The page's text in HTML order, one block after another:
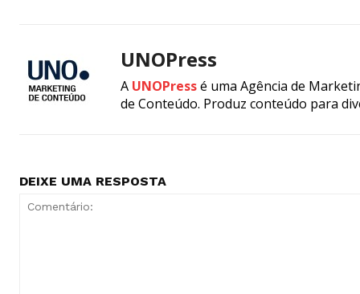
UNOPress
A UNOPressé uma Agência de
de Conteúdo. Produz conteúdo para
DEIXE UMA RESPOSTA